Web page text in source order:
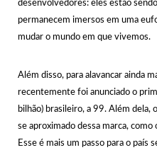
desenvolvedores: eles estão
permanecem imersos em uma
mudar o mundo em que vivemos.
Além disso, para alavancar ainda
recentemente foi anunciado o
bilhão) brasileiro, a 99. Além dela,
se aproximado dessa marca,
Esse é mais um passo para o país